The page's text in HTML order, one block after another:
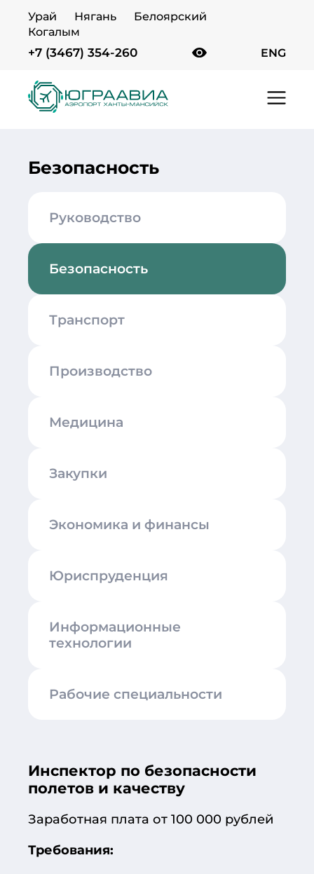
Урай Нягань
Белоярский
Когалым
+7 (3467) 354-260 ENG
Главная
Безопасность
Безопасность
Руководство
Безопасность
Транспорт
Производство
Медицина
Закупки
Экономика и финансы
Юриспруденция
Информационные
технологии
Рабочие специальности
Инспектор по безопасности
полетов и качеству
Заработная плата от 100 000 рублей
Требования: